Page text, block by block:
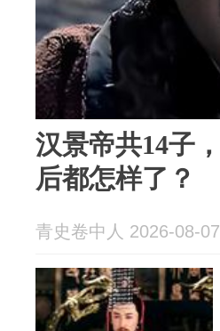
汉景帝共14子
后都怎样了？
青史卷中人 2026-08-07